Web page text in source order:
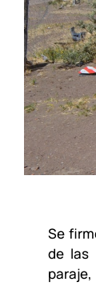
Se
de las